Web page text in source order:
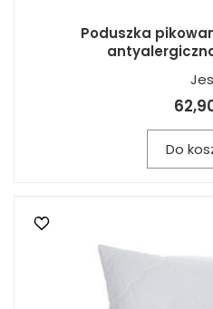
Poduszka
Do